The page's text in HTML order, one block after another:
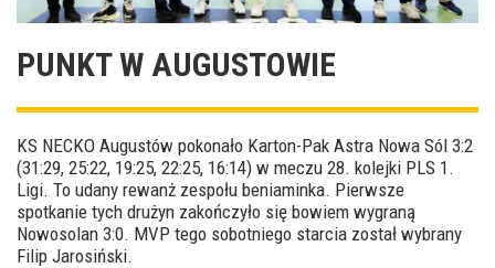
PUNKT W AUGUSTOWIE
KS NECKO Augustów pokonało Karton-Pak Astra Nowa Sól 3:2
(31:29, 25:22, 19:25, 22:25, 16:14) w meczu 28. kolejki PLS 1.
Ligi. To udany rewanż zespołu beniaminka. Pierwsze
spotkanie tych drużyn zakończyło się bowiem wygraną
Nowosolan 3:0. MVP tego sobotniego starcia został wybrany
Filip Jarosiński.